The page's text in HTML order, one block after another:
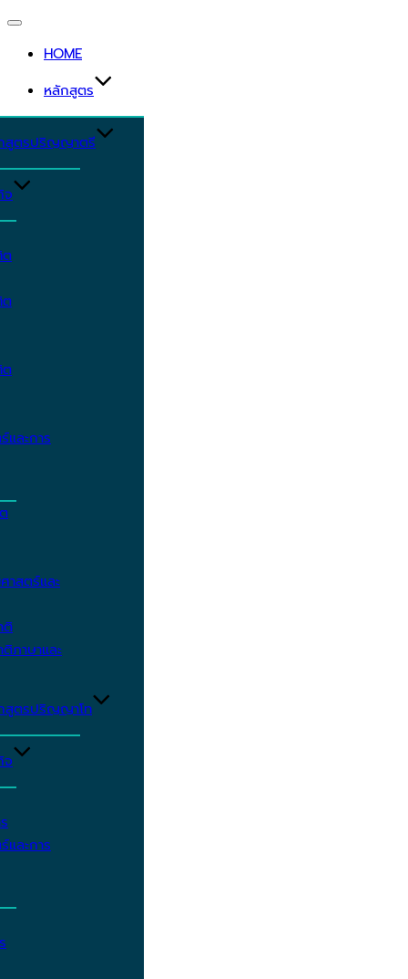
Toggle
navigation
HOME
หลักสูตร
สูตรปริญญาตรี
จ
ต
ต
ต
ละการ
สตร์และ
ติ
ภาษาและ
สูตรปริญญาโท
จ
ละการ